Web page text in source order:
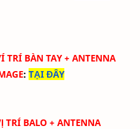
TRÍ BÀN TAY+ ANTENNA
: TẠI ĐÂY
TRÍ BALO + ANTENNA